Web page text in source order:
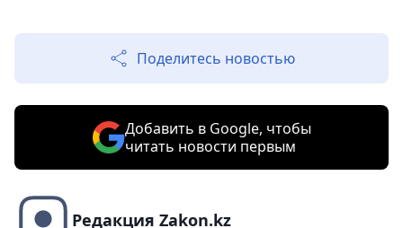
Поделитесь новостью
Добавить в Google, чтобы
читать новости первым
Редакция Zakon.kz